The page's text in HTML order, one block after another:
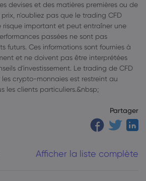
devises et des matières premières ou de
n'oubliez pas que le trading CFD
important et peut entraîner une
passées ne sont pas
futurs. Ces informations sont fournies à
et ne doivent pas être interprétées
d'investissement. Le trading de CFD
crypto-monnaies est restreint au
les clients particuliers.&nbsp;
Partager
Afficher la liste complète